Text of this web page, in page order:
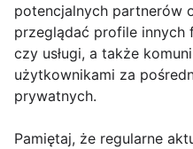
potencjalnych partnerów
przeglądać profile
czy usługi, a także
użytkownikami za
prywatnych.
Pamiętaj, że regularne